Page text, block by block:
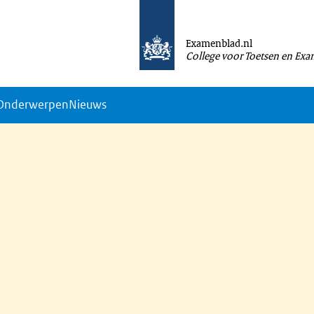
Examenblad.nl
College voor Toetsen en
Nieuws